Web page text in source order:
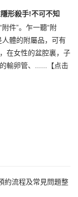
形殺手!不可不知
件”。乍一聽“附
體的附屬品，可有
在女性的盆腔裏，子
輸卵管、......
【点击
約流程及常見問題整